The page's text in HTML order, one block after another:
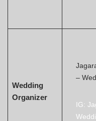
Wedding
Organizer
–
IG: